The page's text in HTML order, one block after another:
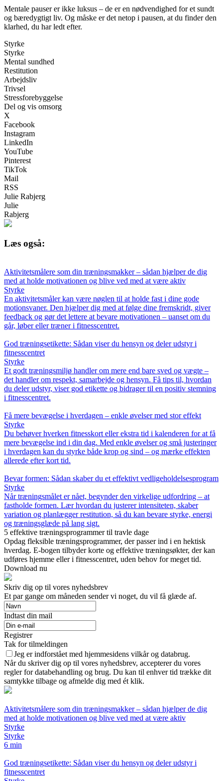
Mentale pauser er ikke luksus – de er en nødvendighed for et sundt
og bæredygtigt liv. Og måske er det netop i pausen, at du finder den
klarhed, du har ledt efter.
Styrke
Styrke
Mental sundhed
Restitution
Arbejdsliv
Trivsel
Stressforebyggelse
Del og vis omsorg
X
Facebook
Instagram
LinkedIn
YouTube
Pinterest
TikTok
Mail
RSS
Julie Rabjerg
Julie
Rabjerg
Læs også:
Aktivitetsmålere som din træningsmakker – sådan hjælper de dig
med at holde motivationen og blive ved med at være aktiv
Styrke
En aktivitetsmåler kan være nøglen til at holde fast i dine gode
motionsvaner. Den hjælper dig med at følge dine fremskridt, giver
feedback og gør det lettere at bevare motivationen – uanset om du
går, løber eller træner i fitnesscentret.
God træningsetikette: Sådan viser du hensyn og deler udstyr i
fitnesscentret
Styrke
Et godt træningsmiljø handler om mere end bare sved og vægte –
det handler om respekt, samarbejde og hensyn. Få tips til, hvordan
du deler udstyr, viser god etikette og bidrager til en positiv stemning
i fitnesscentret.
Få mere bevægelse i hverdagen – enkle øvelser med stor effekt
Styrke
Du behøver hverken fitnesskort eller ekstra tid i kalenderen for at få
mere bevægelse ind i din dag. Med enkle øvelser og små justeringer
i hverdagen kan du styrke både krop og sind – og mærke effekten
allerede efter kort tid.
Bevar formen: Sådan skaber du et effektivt vedligeholdelsesprogram
Styrke
Når træningsmålet er nået, begynder den virkelige udfordring – at
fastholde formen. Lær hvordan du justerer intensiteten, skaber
variation og planlægger restitution, så du kan bevare styrke, energi
og træningsglæde på lang sigt.
5 effektive træningsprogrammer til travle dage
Opdag fleksible træningsprogrammer, der passer ind i en hektisk
hverdag. E-bogen tilbyder korte og effektive træningsøkter, der kan
udføres hjemme eller i fitnesscentret, uden behov for meget tid.
Download nu
Skriv dig op til vores nyhedsbrev
Et par gange om måneden sender vi noget, du vil få glæde af.
Indtast din mail
Registrer
Tak for tilmeldingen
Jeg er indforstået med hjemmesidens vilkår og databrug.
Når du skriver dig op til vores nyhedsbrev, accepterer du vores
regler for databehandling og brug. Du kan til enhver tid trække dit
samtykke tilbage og afmelde dig med ét klik.
Aktivitetsmålere som din træningsmakker – sådan hjælper de dig
med at holde motivationen og blive ved med at være aktiv
Styrke
Styrke
6 min
God træningsetikette: Sådan viser du hensyn og deler udstyr i
fitnesscentret